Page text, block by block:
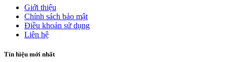
Giới thiệu
Chính sách bảo mật
Điều khoản sử dụng
Liên hệ
Tín hiệu mới nhất